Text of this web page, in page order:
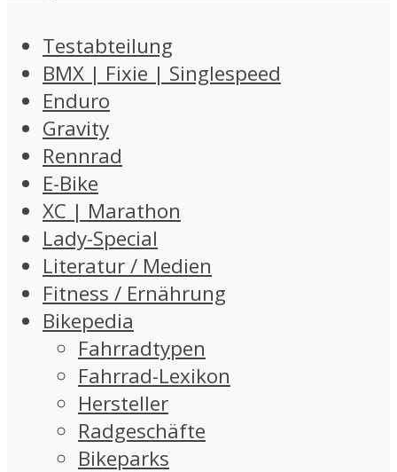
Testabteilung
BMX | Fixie | Singlespeed
Enduro
Gravity
Rennrad
E-Bike
XC | Marathon
Lady-Special
Literatur / Medien
Fitness / Ernährung
Bikepedia
Fahrradtypen
Fahrrad-Lexikon
Hersteller
Radgeschäfte
Bikeparks